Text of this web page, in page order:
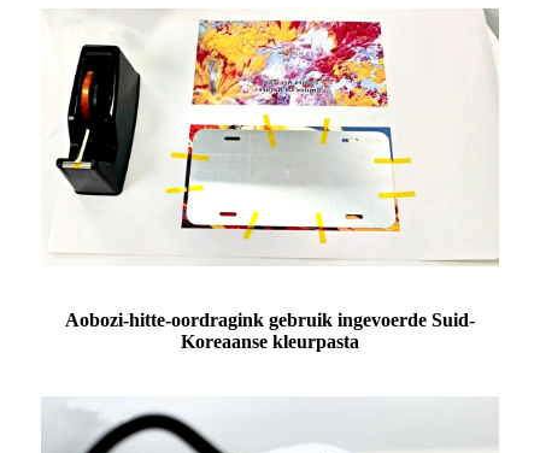
Aobozi-hitte-oordragink gebruik ingevoerde Suid-
Koreaanse kleurpasta